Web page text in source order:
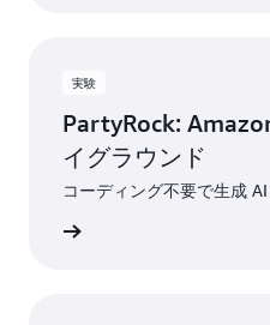
実験
PartyRock:
イグラウンド
コーディング不要で生成